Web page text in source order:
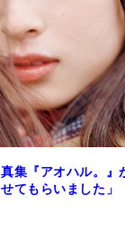
集『アオハル。』
てもらいました」